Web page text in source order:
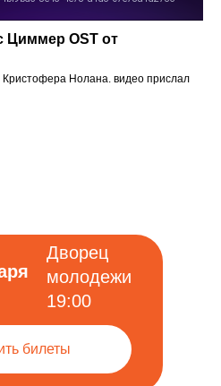
Циммер OST от
Нолана. видео прислал
билеты
Дворец
молодежи
19:00